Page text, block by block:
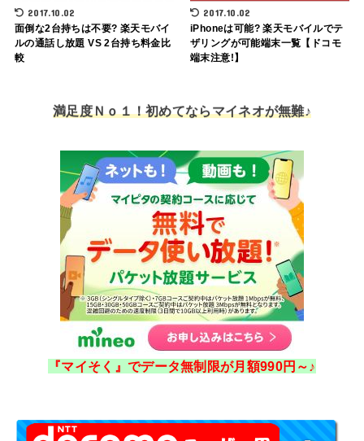
2017.10.02
面倒な2台持ちは不要? 楽天モバイ
ルの通話し放題 VS 2台持ち料金比
較
2017.10.02
iPhoneは可能? 楽天モバイルでテ
ザリングが可能端末一覧【ドコモ
端末注意!】
満足度Ｎｏ１！初めてならマイネオが無難♪
『マイそく』でデータ無制限が月額990円～♪